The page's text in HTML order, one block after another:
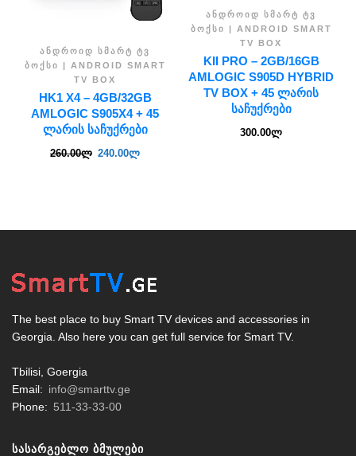
ᲐᲜᲓᲠᲝᲘᲓ ᲡᲛᲐᲠᲢ ᲢᲕ
ᲑᲝᲥᲡᲘ | ANDROID SMART
TV BOX
HK1 X4 – 4GB/32GB
AMLOGIC S905X4 + 45
ᲚᲐᲠᲘᲡ ᲡᲐᲩᲣᲥᲠᲔᲑᲘ
260.00ლ 240.00ლ
ᲐᲜᲓᲠᲝᲘᲓ ᲡᲛᲐᲠᲢ ᲢᲕ
ᲑᲝᲥᲡᲘ | ANDROID SMART
TV BOX
KII PRO – 2GB/16GB
AMLOGIC S905D HYBRID
TV BOX + 45 ᲚᲐᲠᲘᲡ
ᲡᲐᲩᲣᲥᲠᲔᲑᲘ
300.00ლ
The best place to buy Smart TV devices and accessories in
Georgia. Also here you can get full service for Smart TV.
Tbilisi, Goergia
Email: info@smarttv.ge
Phone: 511-33-33-00
ᲡᲐᲡᲐᲠᲒᲔᲑᲚᲝ ᲑᲛᲣᲚᲔᲑᲘ